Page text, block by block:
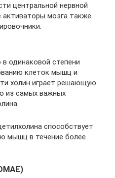
центральной нервной
активаторы мозга также
одинаковой степени
клеток мышц и
холин играет решающую
из самых важных
способствует
мышц в течение более